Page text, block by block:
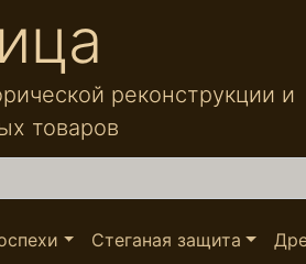
реконструкции и
товаров
Стеганая защита